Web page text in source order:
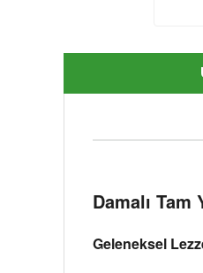
Damalı Tam
Geleneksel